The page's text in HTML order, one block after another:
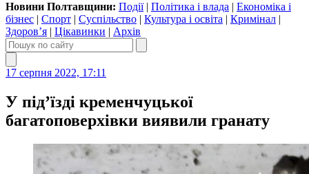
Новини Полтавщини: Події| Політика і влада | Економіка і
бізнес | Спорт | Суспільство | Культура і освіта | Кримінал |
Здоров’я | Цікавинки | Архів
17 серпня 2022, 17:11
У під’їзді кременчуцької
багатоповерхівки виявили гранату